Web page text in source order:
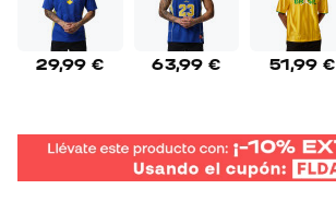
29,99 € 63,99 € 51,99 €